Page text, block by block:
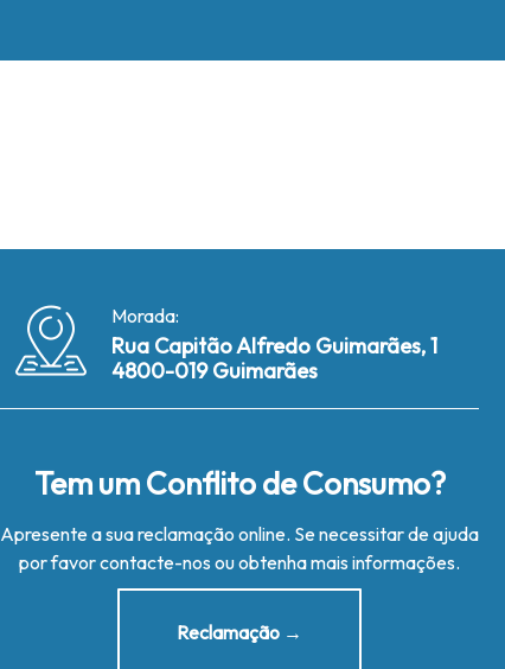
Morada:
Rua Capitão Alfredo Guimarães, 1
4800-019 Guimarães
Tem um Conflito de Consumo?
Apresente a sua reclamação online. Se necessitar de ajuda
por favor contacte-nos ou obtenha mais informações.
Reclamação →